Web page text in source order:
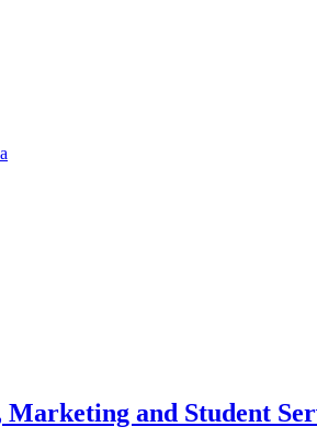
and Student